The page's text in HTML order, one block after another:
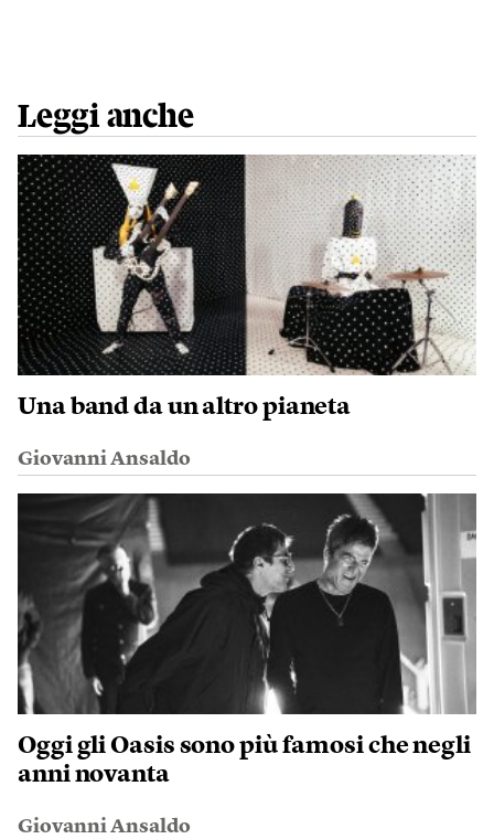
Leggi anche
Una band da un altro pianeta
Giovanni Ansaldo
Oggi gli Oasis sono più famosi che negli
anni novanta
Giovanni Ansaldo